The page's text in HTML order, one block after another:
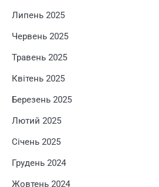
Липень 2025
Червень 2025
Травень 2025
Квітень 2025
Березень 2025
Лютий 2025
Січень 2025
Грудень 2024
Жовтень 2024